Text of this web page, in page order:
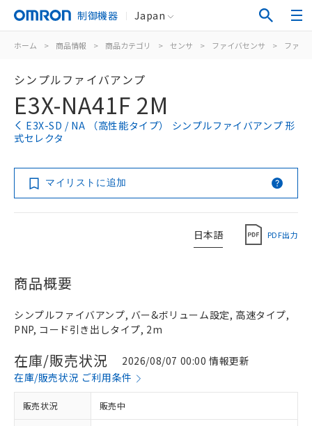
制御機器 Japan
ホーム > 商品情報 > 商品カテゴリ > センサ > ファイバセンサ > ファイ
シンプルファイバアンプ
E3X-NA41F 2M
E3X-SD / NA （高性能タイプ） シンプルファイバアンプ 形
式セレクタ
マイリストに追加
日本語 PDF出力
商品概要
シンプルファイバアンプ, バー&ボリューム設定, 高速タイプ,
PNP, コード引き出しタイプ, 2m
在庫/販売状況
2026/08/07 00:00 情報更新
在庫/販売状況 ご利用条件
販売状況 販売中